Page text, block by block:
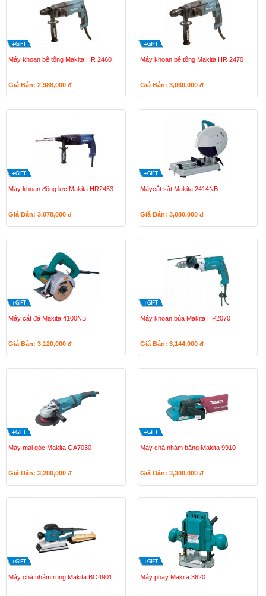
Máy khoan bê tông Makita HR 2460
Giá Bán: 2,988,000 đ
Máy khoan bê tông Makita HR 2470
Giá Bán: 3,060,000 đ
Máy khoan động lực Makita HR2453
Giá Bán: 3,078,000 đ
Máycắt sắt Makita 2414NB
Giá Bán: 3,080,000 đ
Máy cắt đá Makita 4100NB
Giá Bán: 3,120,000 đ
Máy khoan búa Makita HP2070
Giá Bán: 3,144,000 đ
Máy mài góc Makita GA7030
Giá Bán: 3,280,000 đ
Máy chà nhám băng Makita 9910
Giá Bán: 3,300,000 đ
Máy chà nhám rung Makita BO4901 Máy phay Makita 3620